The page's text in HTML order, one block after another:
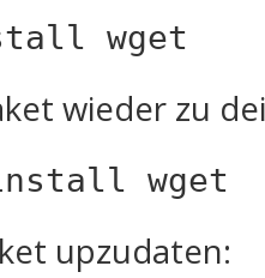
wget
wieder zu
wget
upzudaten: